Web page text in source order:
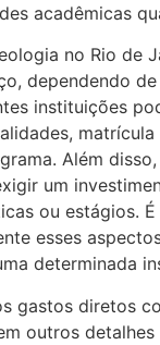
acadêmicas
no Rio de
dependendo
instituições
Além
um
ou estágios.
esses
determinada
gastos diretos
outros